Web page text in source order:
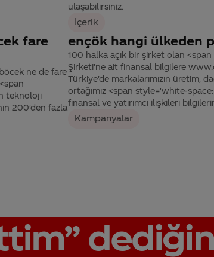
ulaşabilirsiniz.
İçerik
fare
ne de fare
teknoloji
200'den fazla
ençök hangi ülkeden
100 halka açık bir şirket olan
Şirketi'ne ait finansal bilgilere
Türkiye'de markalarımızın üretim,
ortağımız <span style='white-
finansal ve yatırımcı ilişkileri
Kampanyalar
dediğin